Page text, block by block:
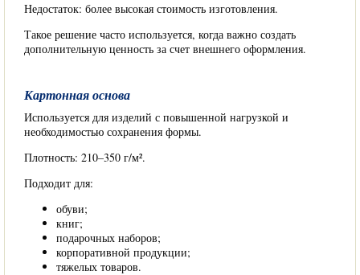
Недостаток: более высокая стоимость изготовления.
Такое решение часто используется, когда важно создать
дополнительную ценность за счет внешнего оформления.
Картонная основа
Используется для изделий с повышенной нагрузкой и
необходимостью сохранения формы.
Плотность: 210–350 г/м².
Подходит для:
обуви;
книг;
подарочных наборов;
корпоративной продукции;
тяжелых товаров.